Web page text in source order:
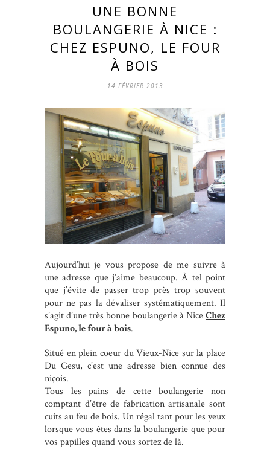
UNE BONNE
BOULANGERIE À NICE :
CHEZ ESPUNO, LE FOUR
À BOIS
14 FÉVRIER 2013
Aujourd’hui je vous propose de me suivre à
une adresse que j’aime beaucoup. À tel point
que j’évite de passer trop près trop souvent
pour ne pas la dévaliser systématiquement. Il
s’agit d’une très bonne boulangerie à NiceChez
Espuno, le four à bois.
Situé en plein coeur du Vieux-Nice sur la place
Du Gesu, c’est une adresse bien connue des
niçois.
Tous les pains de cette boulangerie non
comptant d’être de fabrication artisanale sont
cuits au feu de bois. Un régal tant pour les yeux
lorsque vous êtes dans la boulangerie que pour
vos papilles quand vous sortez de là.